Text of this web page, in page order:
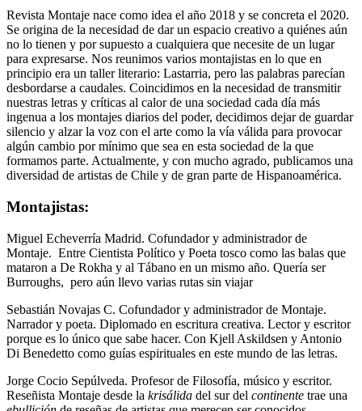
Revista Montaje nace como idea el año 2018 y se concreta el 2020.
Se origina de la necesidad de dar un espacio creativo a quiénes aún
no lo tienen y por supuesto a cualquiera que necesite de un lugar
para expresarse. Nos reunimos varios montajistas en lo que en
principio era un taller literario: Lastarria, pero las palabras parecían
desbordarse a caudales. Coincidimos en la necesidad de transmitir
nuestras letras y críticas al calor de una sociedad cada día más
ingenua a los montajes diarios del poder, decidimos dejar de guardar
silencio y alzar la voz con el arte como la vía válida para provocar
algún cambio por mínimo que sea en esta sociedad de la que
formamos parte. Actualmente, y con mucho agrado, publicamos una
diversidad de artistas de Chile y de gran parte de Hispanoamérica.
Montajistas:
Miguel Echeverría Madrid. Cofundador y administrador de
Montaje. Entre Cientista Político y Poeta tosco como las balas que
mataron a De Rokha y al Tábano en un mismo año. Quería ser
Burroughs, pero aún llevo varias rutas sin viajar
Sebastián Novajas C. Cofundador y administrador de Montaje.
Narrador y poeta. Diplomado en escritura creativa. Lector y escritor
porque es lo único que sabe hacer. Con Kjell Askildsen y Antonio
Di Benedetto como guías espirituales en este mundo de las letras.
Jorge Cocio Sepúlveda. Profesor de Filosofía, músico y escritor.
Reseñista Montaje desde la krisálida del sur del continente trae una